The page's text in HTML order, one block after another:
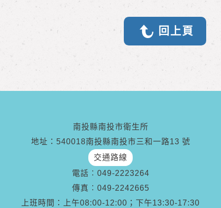
回上頁
南投縣南投市衛生所
地址：540018南投縣南投市三和一路13 號
交通路線
電話︰ 049-2223264
傳真︰ 049-2242665
上班時間：上午08:00-12:00；下午13:30-17:30